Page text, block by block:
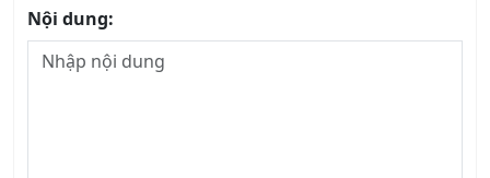
13/08/2026
Khóa học Kỹ năng Giao tiếp trong Kinh doanh